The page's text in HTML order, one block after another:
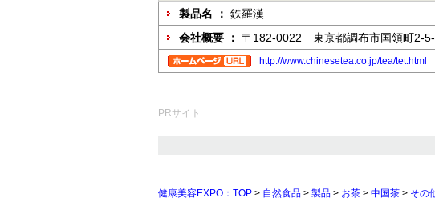
製品名 ： 鉄羅漢
会社概要 ： 〒182-0022 東京都調布市国領町2-
http://www.chinesetea.co.jp/tea/tet.html
PRサイト
健康美容EXPO：TOP > 自然食品 > 製品 > お茶 > 中国茶 > その